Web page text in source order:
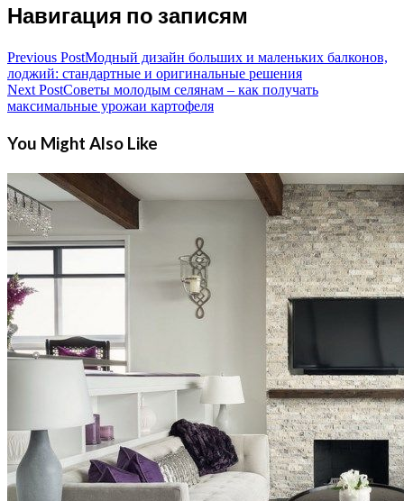
Навигация по записям
Previous PostМодный дизайн больших и маленьких балконов,
лоджий: стандартные и оригинальные решения
Next PostСоветы молодым селянам – как получать
максимальные урожаи картофеля
You Might Also Like